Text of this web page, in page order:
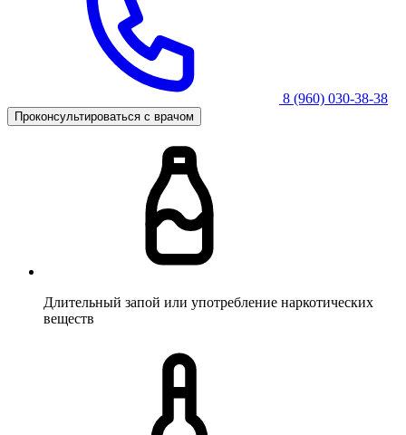
8 (960) 030-38-38
Проконсультироваться с врачом
Длительный запой или употребление наркотических
веществ